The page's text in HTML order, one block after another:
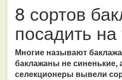
8 сортов
посадить на
Многие называют
баклажаны не
селекционеры вывели